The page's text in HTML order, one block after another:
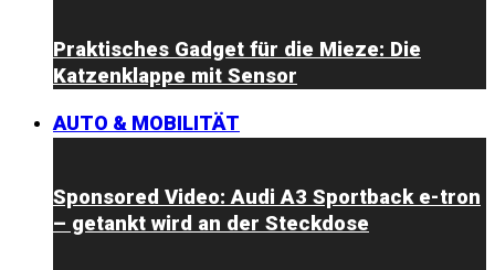
Praktisches Gadget für die Mieze: Die
Katzenklappe mit Sensor
AUTO & MOBILITÄT
Sponsored Video: Audi A3 Sportback e-tron
– getankt wird an der Steckdose